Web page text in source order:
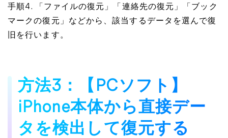
手順4. 「ファイルの復元」「連絡先の復元」「ブック
マークの復元」などから、該当するデータを選んで復
旧を行います。
方法3：【PCソフト】
iPhone本体から直接デー
タを検出して復元する